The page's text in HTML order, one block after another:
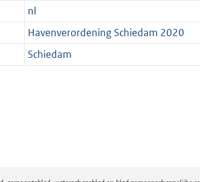
nl
Havenverordening Schiedam 2020
Schiedam